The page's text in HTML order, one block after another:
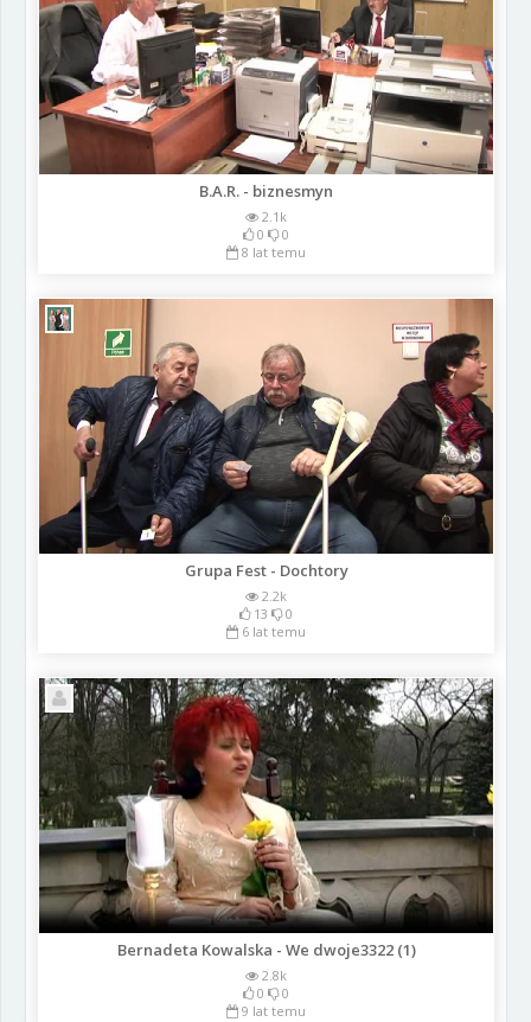
B.A.R. - biznesmyn
2.1k
0
0
8 lat temu
Grupa Fest - Dochtory
2.2k
13
0
6 lat temu
Bernadeta Kowalska - We dwoje3322 (1)
2.8k
0
0
9 lat temu